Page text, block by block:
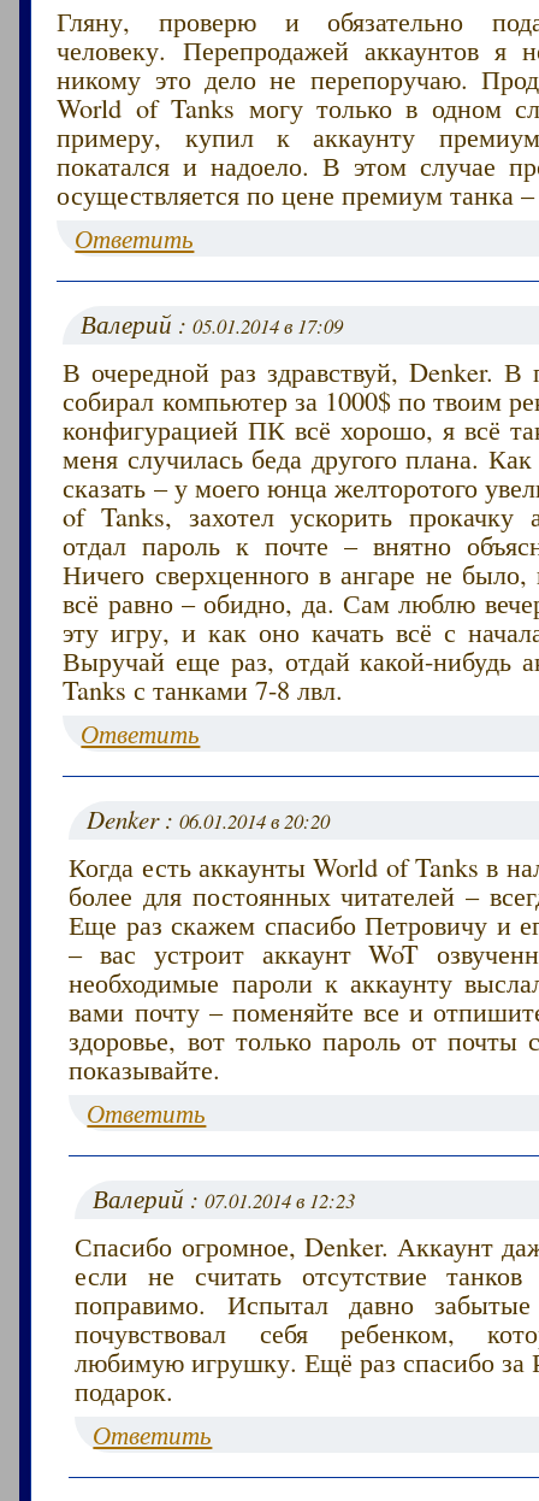
Гляну, проверю и обязательно
человеку. Перепродажей аккаунтов я
никому это дело не перепоручаю.
World of Tanks могу только в одном
примеру, купил к аккаунту
покатался и надоело. В этом случае
осуществляется по цене премиум танка
Ответить
Валерий :05.01.2014 в 17:09
В очередной раз здравствуй, Denker.
собирал компьютер за 1000$ по твоим
конфигурацией ПК всё хорошо, я всё
меня случилась беда другого плана.
сказать – у моего юнца желторотого
of Tanks, захотел ускорить прокачку
отдал пароль к почте – внятно
Ничего сверхценного в ангаре не
всё равно – обидно, да. Сам люблю
эту игру, и как оно качать всё с
Выручай еще раз, отдай какой-нибудь
Tanks с танками 7-8 лвл.
Ответить
Denker :06.01.2014 в 20:20
Когда есть аккаунты World of Tanks в
более для постоянных читателей –
Еще раз скажем спасибо Петровичу и
– вас устроит аккаунт WoT
необходимые пароли к аккаунту
вами почту – поменяйте все и
здоровье, вот только пароль от
показывайте.
Ответить
Валерий :07.01.2014 в 12:23
Спасибо огромное, Denker. Аккаунт
если не считать отсутствие
поправимо. Испытал давно
почувствовал себя ребенком,
любимую игрушку. Ещё раз спасибо за
подарок.
Ответить